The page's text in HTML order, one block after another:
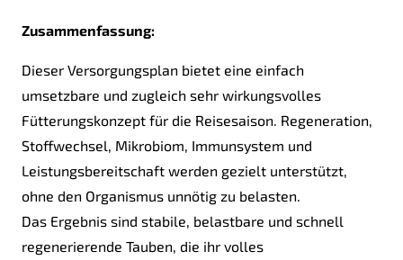
Zusammenfassung:
Dieser Versorgungsplan bietet eine einfach
umsetzbare und zugleich sehr wirkungsvolles
Fütterungskonzept für die Reisesaison. Regeneration,
Stoffwechsel, Mikrobiom, Immunsystem und
Leistungsbereitschaft werden gezielt unterstützt,
ohne den Organismus unnötig zu belasten.
Das Ergebnis sind stabile, belastbare und schnell
regenerierende Tauben, die ihr volles